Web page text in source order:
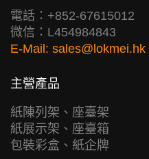
電話：+852-67615012
微信：L454984843
E-Mail: sales@lokmei.hk
主營產品
紙陳列架、座臺架
紙展示架、座臺箱
包裝彩盒、紙企牌